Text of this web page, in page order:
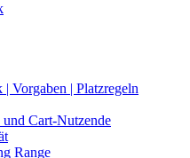
Vorgaben | Platzregeln
Cart-Nutzende
Range